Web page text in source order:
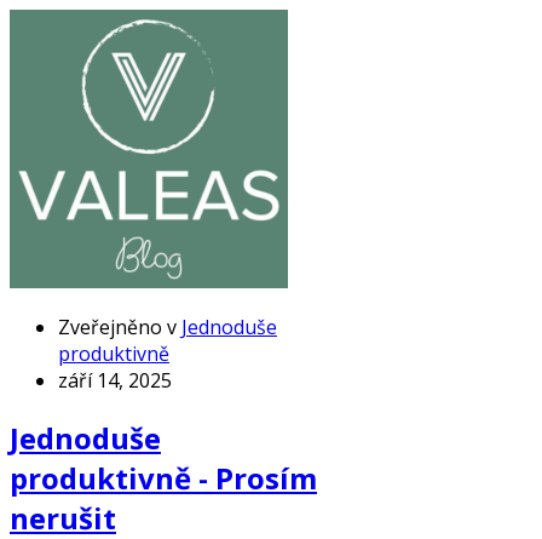
Zveřejněno v Jednoduše
produktivně
září 14, 2025
Jednoduše
produktivně - Prosím
nerušit